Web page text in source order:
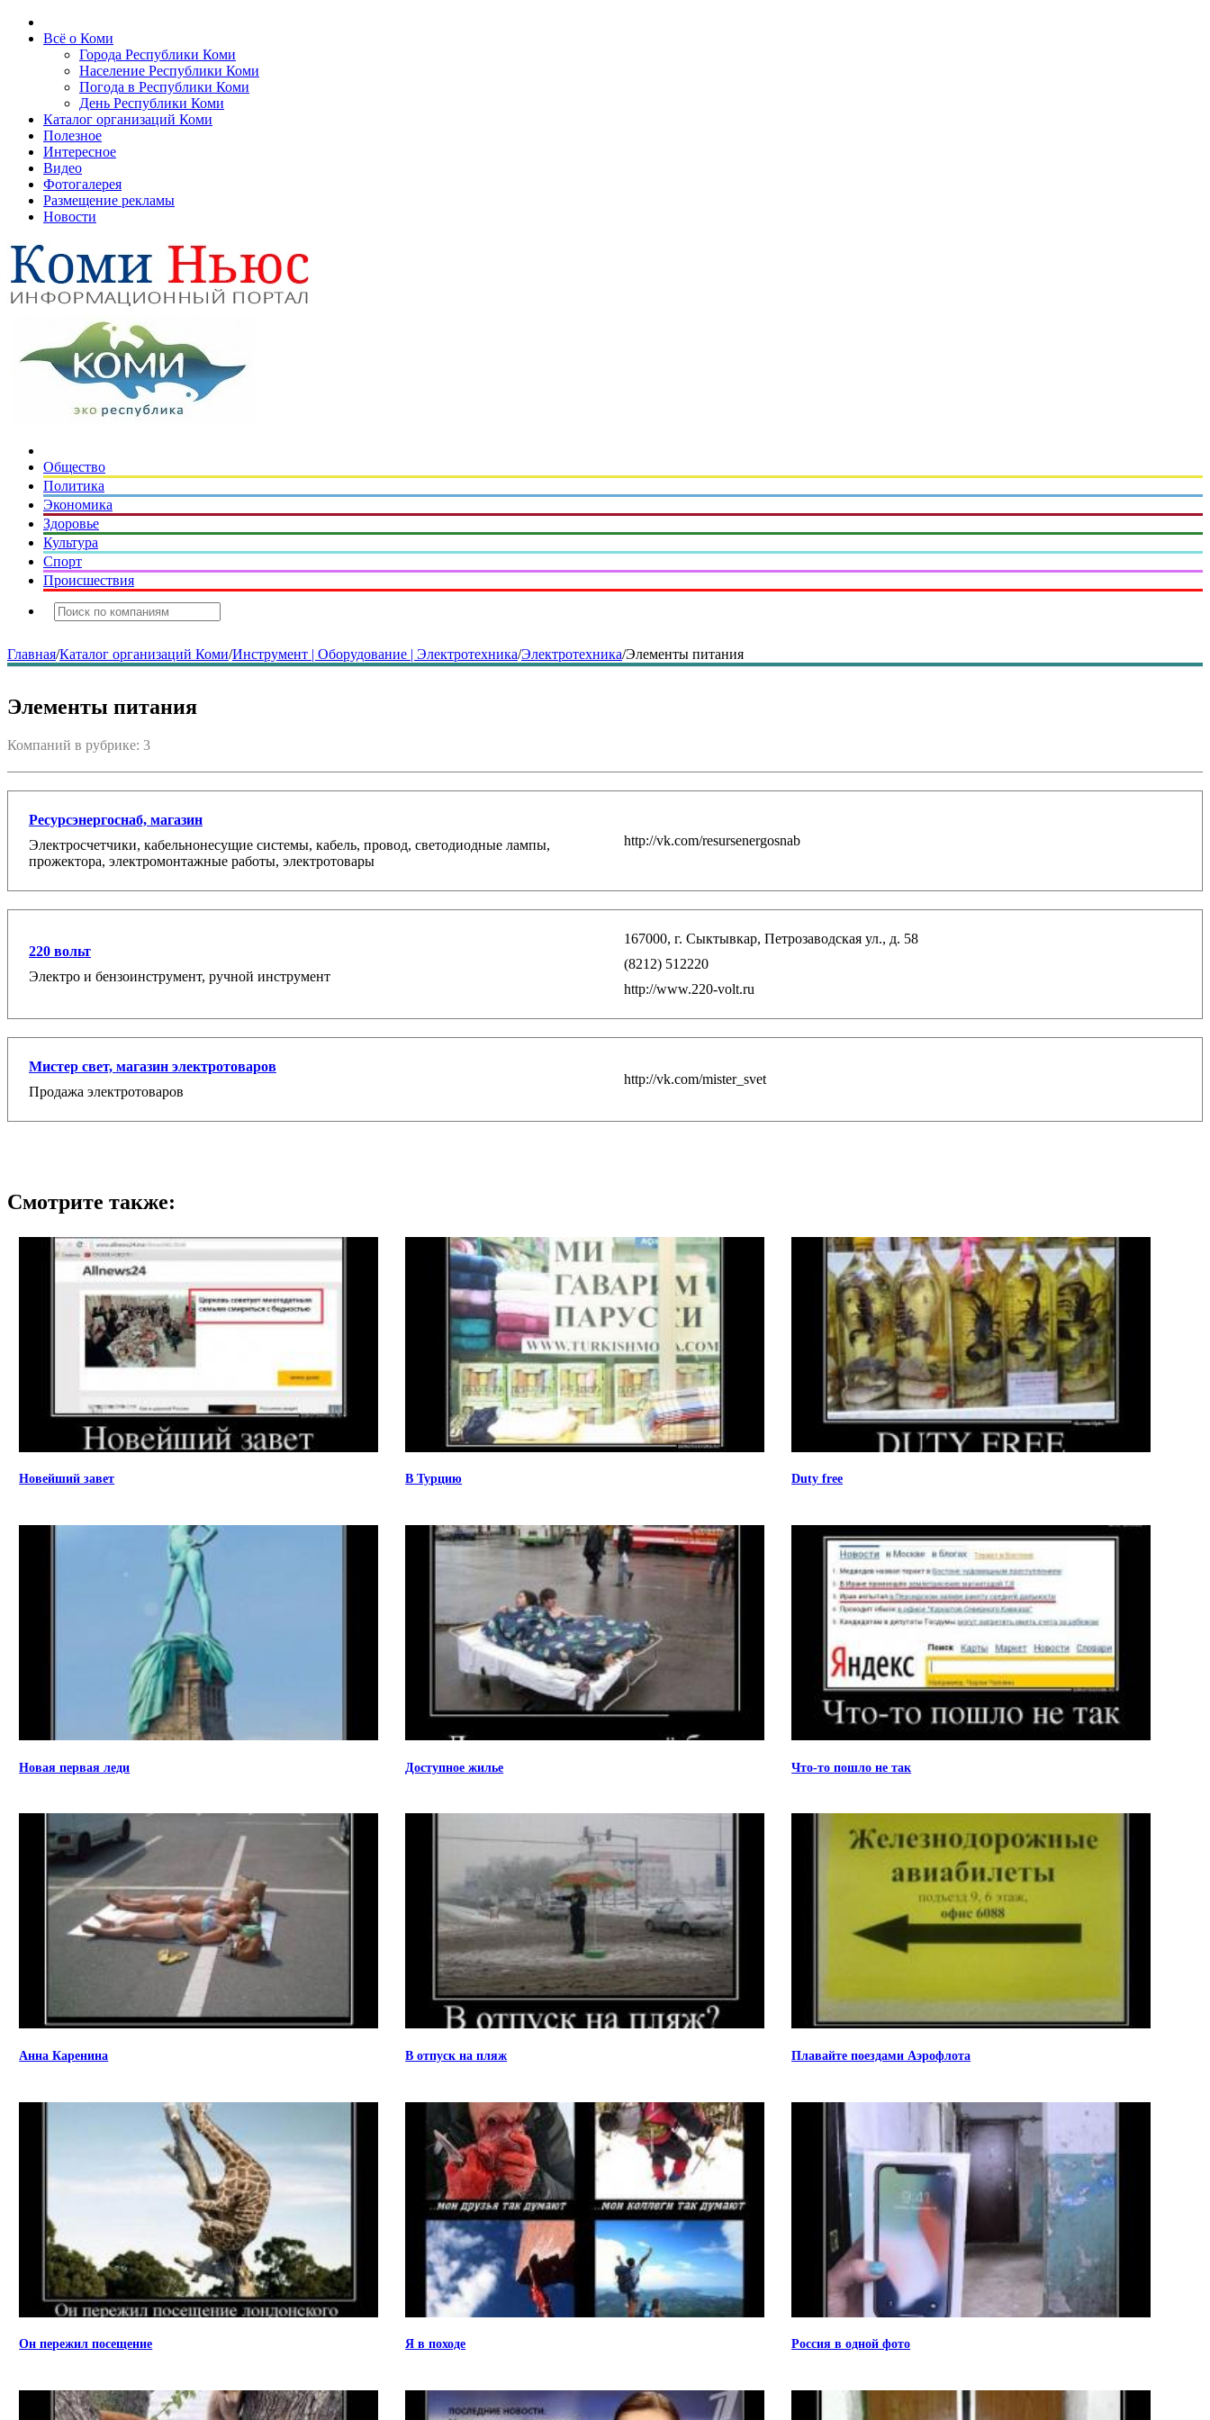
Всё о Коми
Города Республики Коми
Население Республики Коми
Погода в Республики Коми
День Республики Коми
Каталог организаций Коми
Полезное
Интересное
Видео
Фотогалерея
Размещение рекламы
Новости
Общество
Политика
Экономика
Здоровье
Культура
Спорт
Происшествия
Главная/Каталог организаций Коми/Инструмент | Оборудование | Электротехника/Электротехника/Элементы питания
Элементы питания
Компаний в рубрике: 3
Ресурсэнергоснаб, магазин
Электросчетчики, кабельнонесущие системы, кабель, провод, светодиодные лампы,
прожектора, электромонтажные работы, электротовары
http://vk.com/resursenergosnab
220 вольт
Электро и бензоинструмент, ручной инструмент
167000, г. Сыктывкар, Петрозаводская ул., д. 58
(8212) 512220
http://www.220-volt.ru
Мистер свет, магазин электротоваров
Продажа электротоваров
http://vk.com/mister_svet
Смотрите также:
Новейший завет В Турцию Duty free
Новая первая леди Доступное жилье Что-то пошло не так
Анна Каренина В отпуск на пляж Плавайте поездами Аэрофлота
Он пережил посещение Я в походе Россия в одной фото